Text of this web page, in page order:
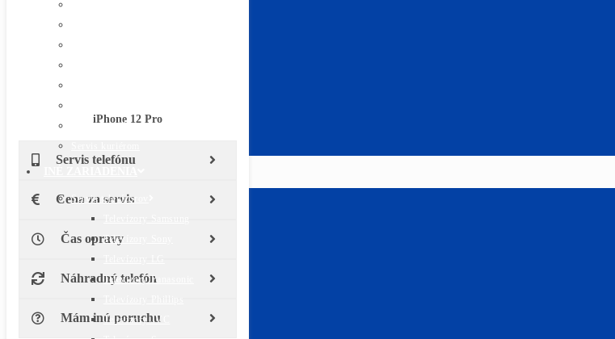
Všetky značky
Servis televízorov
Televízory Sony
Televízory Panasonic
Televízory JVC
iPhone 12 Pro
Servis telefónu
Cena za servis
Čas opravy
Náhradný telefón
Mám inú poruchu